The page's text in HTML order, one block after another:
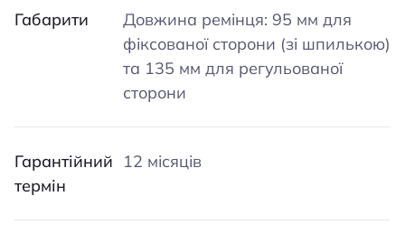
Габарити
Довжина ремінця: 95 мм для
фіксованої сторони (зі шпилькою)
та 135 мм для регульованої
сторони
Гарантійний
термін
12 місяців